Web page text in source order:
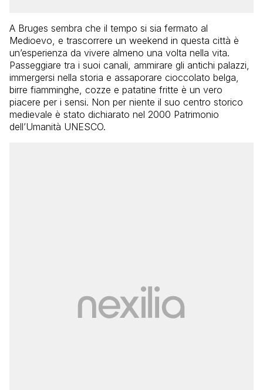
A Bruges sembra che il tempo si sia fermato al
Medioevo, e trascorrere un weekend in questa città è
un’esperienza da vivere almeno una volta nella vita.
Passeggiare tra i suoi canali, ammirare gli antichi palazzi,
immergersi nella storia e assaporare cioccolato belga,
birre fiamminghe, cozze e patatine fritte è un vero
piacere per i sensi. Non per niente il suo centro storico
medievale è stato dichiarato nel 2000 Patrimonio
dell’Umanità UNESCO.